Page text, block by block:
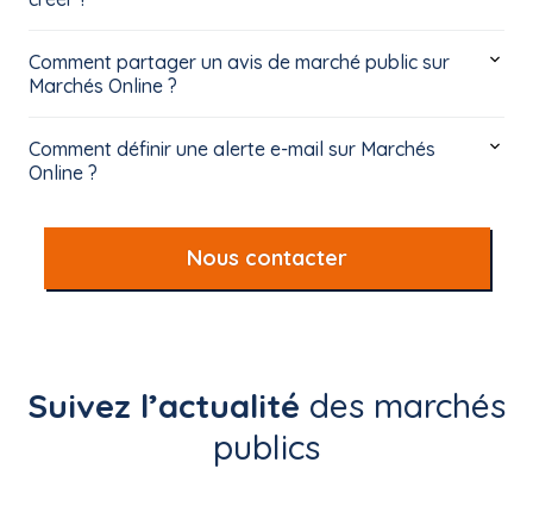
Comment partager un avis de marché public sur
Marchés Online ?
Comment définir une alerte e-mail sur Marchés
Online ?
Nous contacter
Suivez l’actualité des marchés
publics